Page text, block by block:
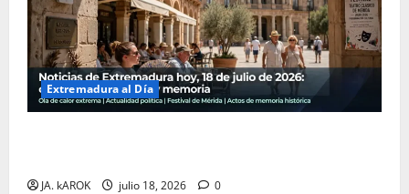
Extremadura al Día
JA. kAROK julio 18, 2026 0